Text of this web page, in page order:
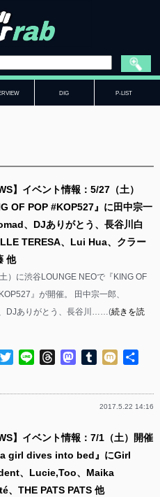
DIG P-LIST
】イベント情報：5/27（土）
OF POP #KOP527』に田中宗一
、DJありがとう、長谷川白
TERESA、Lui Hua、クラー
他
）に渋谷LOUNGE NEOで『KING OF
』が開催。 田中宗一郎、
DJありがとう、長谷川……(続きを読
TwitterLine ThreadsMastodon
Tumblr
Mixi
2017.5.22 14:16
】イベント情報：7/1（土）開催
girl dives into bed』にGirl
、Lucie,Too、Maika
、THE PATS PATS 他